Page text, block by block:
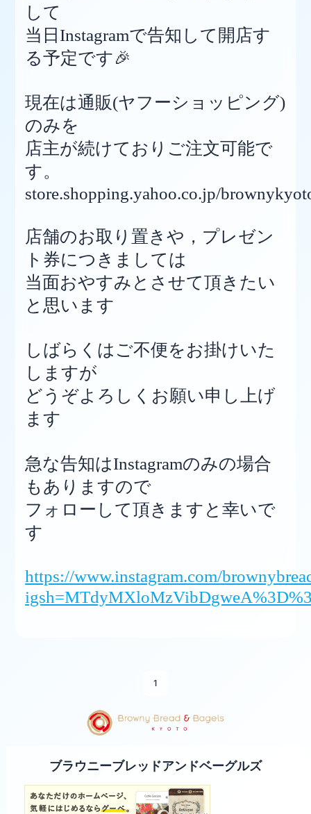
して
当日Instagramで告知して開店す
る予定です🎉
現在は通販(ヤフーショッピング)
のみを
店主が続けておりご注文可能で
す。
store.shopping.yahoo.co.jp/
店舗のお取り置きや，プレゼン
ト券につきましては
当面おやすみとさせて頂きたい
と思います
しばらくはご不便をお掛けいた
しますが
どうぞよろしくお願い申し上げ
ます
急な告知はInstagramのみの場合
もありますので
フォローして頂きますと幸いで
す
https://www.instagram.com/
1
ブラウニーブレッドアンドベーグルズ